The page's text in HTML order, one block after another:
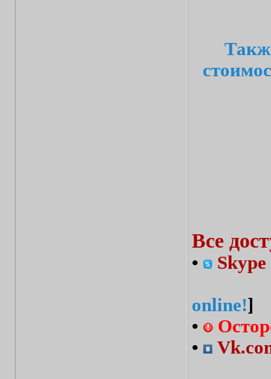
Все
•
online!]
•
•